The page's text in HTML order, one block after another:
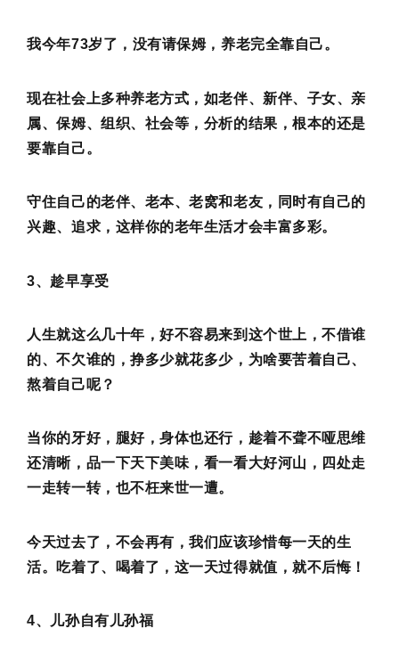
我今年73岁了，没有请保姆，养老完全靠自己。
现在社会上多种养老方式，如老伴、新伴、子女、亲
属、保姆、组织、社会等，分析的结果，根本的还是
要靠自己。
守住自己的老伴、老本、老窝和老友，同时有自己的
兴趣、追求，这样你的老年生活才会丰富多彩。
3、趁早享受
人生就这么几十年，好不容易来到这个世上，不借谁
的、不欠谁的，挣多少就花多少，为啥要苦着自己、
熬着自己呢？
当你的牙好，腿好，身体也还行，趁着不聋不哑思维
还清晰，品一下天下美味，看一看大好河山，四处走
一走转一转，也不枉来世一遭。
今天过去了，不会再有，我们应该珍惜每一天的生
活。吃着了、喝着了，这一天过得就值，就不后悔！
4、儿孙自有儿孙福